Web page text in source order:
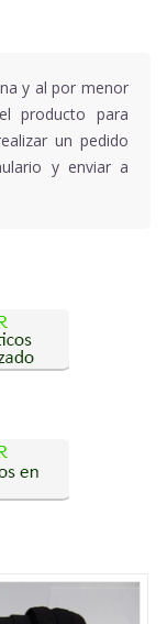
y al por menor
producto para
un pedido
y enviar a